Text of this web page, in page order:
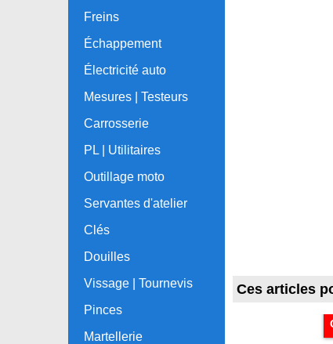
Freins
Échappement
Électricité auto
Mesures | Testeurs
Carrosserie
PL | Utilitaires
Outillage moto
Servantes d'atelier
Clés
Douilles
Vissage | Tournevis
Pinces
Martellerie
Ces articles